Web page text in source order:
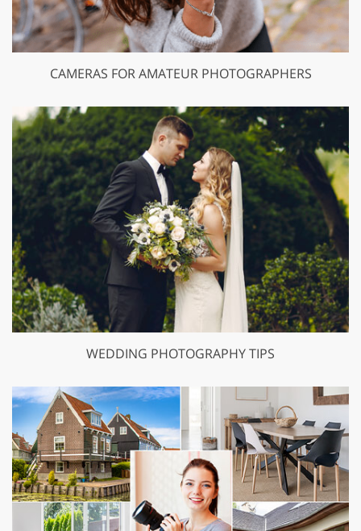
CAMERAS FOR AMATEUR PHOTOGRAPHERS
WEDDING PHOTOGRAPHY TIPS